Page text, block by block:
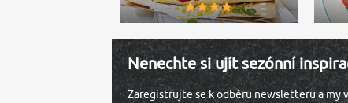
Nenechte si ujít sezónní
Zaregistrujte se k odběru newsletteru a my